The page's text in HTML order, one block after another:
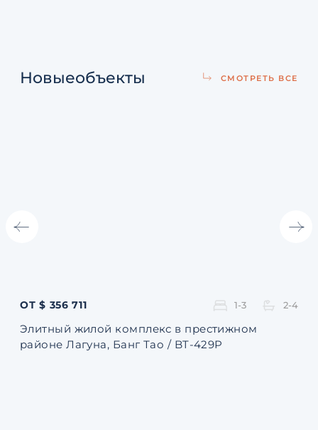
Новыеобъекты СМОТРЕТЬ ВСЕ
ОТ $ 356 711 1-3 2-4
Элитный жилой комплекс в престижном
районе Лагуна, Банг Тао / BT-429P